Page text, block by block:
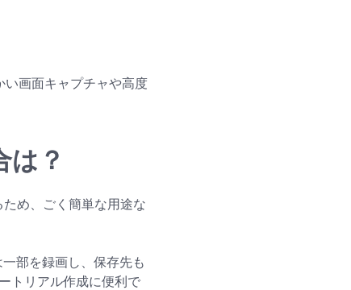
画面キャプチャや高度
は？
め、ごく簡単な用途な
部を録画し、保存先も
トリアル作成に便利で